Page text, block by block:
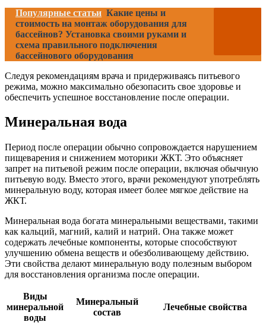
Популярные статьи Какие цены и
стоимость на монтаж оборудования для
бассейнов? Установка своими руками и
схема правильного подключения
бассейнового оборудования
Следуя рекомендациям врача и придерживаясь питьевого
режима, можно максимально обезопасить свое здоровье и
обеспечить успешное восстановление после операции.
Минеральная вода
Период после операции обычно сопровождается нарушением
пищеварения и снижением моторики ЖКТ. Это объясняет
запрет на питьевой режим после операции, включая обычную
питьевую воду. Вместо этого, врачи рекомендуют употреблять
минеральную воду, которая имеет более мягкое действие на
ЖКТ.
Минеральная вода богата минеральными веществами, такими
как кальций, магний, калий и натрий. Она также может
содержать лечебные компоненты, которые способствуют
улучшению обмена веществ и обезболивающему действию.
Эти свойства делают минеральную воду полезным выбором
для восстановления организма после операции.
Виды
минеральной
воды
Минеральный
состав
Лечебные свойства